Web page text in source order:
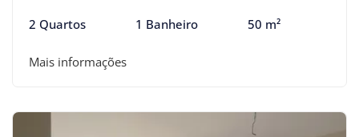
2 Quartos 1 Banheiro 50 m²
Mais informações